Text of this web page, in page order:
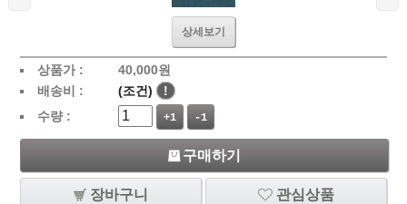
상세보기
상품가 : 40,000원
배송비 :
(조건)
!
수량 :
+1 -1
구매하기
장바구니 관심상품